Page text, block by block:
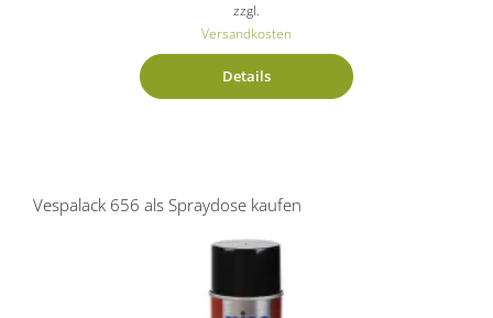
zzgl.
Versandkosten
Details
Vespalack 656 als Spraydose kaufen